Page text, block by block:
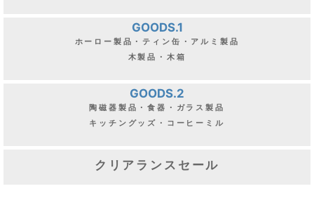
GOODS.1
ホーロー製品・ティン缶・アルミ製品
木製品・木箱
GOODS.2
陶磁器製品・食器・ガラス製品
キッチングッズ・コーヒーミル
クリアランスセール